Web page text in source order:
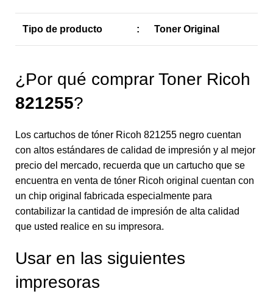
Tipo de producto : Toner Original
¿Por qué comprar Toner Ricoh
821255?
Los cartuchos de tóner Ricoh 821255 negro cuentan
con altos estándares de calidad de impresión y al mejor
precio del mercado, recuerda que un cartucho que se
encuentra en venta de tóner Ricoh original cuentan con
un chip original fabricada especialmente para
contabilizar la cantidad de impresión de alta calidad
que usted realice en su impresora.
Usar en las siguientes
impresoras